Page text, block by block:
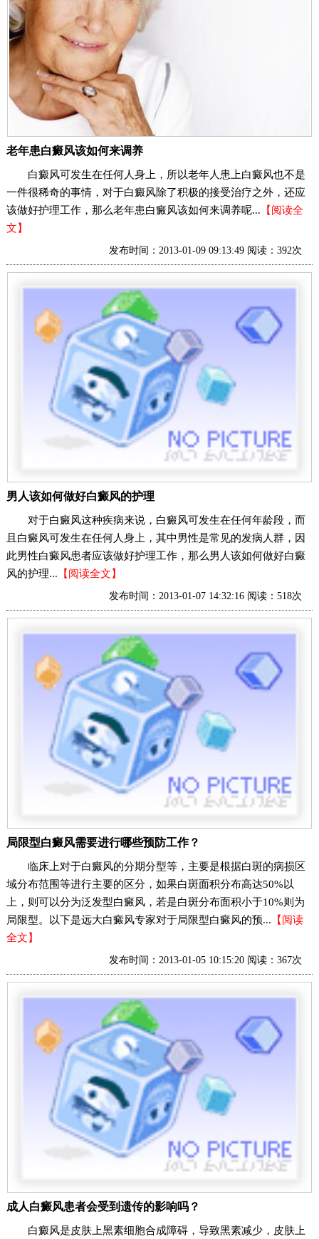
老年患白癜风该如何来调养
白癜风可发生在任何人身上，所以老年人患上白癜风也不是
一件很稀奇的事情，对于白癜风除了积极的接受治疗之外，还应
该做好护理工作，那么老年患白癜风该如何来调养呢... 【阅读全
文】
发布时间：2013-01-09 09:13:49 阅读：392次
男人该如何做好白癜风的护理
对于白癜风这种疾病来说，白癜风可发生在任何年龄段，而
且白癜风可发生在任何人身上，其中男性是常见的发病人群，因
此男性白癜风患者应该做好护理工作，那么男人该如何做好白癜
风的护理... 【阅读全文】
发布时间：2013-01-07 14:32:16 阅读：518次
局限型白癜风需要进行哪些预防工作？
临床上对于白癜风的分期分型等，主要是根据白斑的病损区
域分布范围等进行主要的区分，如果白斑面积分布高达50%以
上，则可以分为泛发型白癜风，若是白斑分布面积小于10%则为
局限型。以下是远大白癜风专家对于局限型白癜风的预... 【阅读
全文】
发布时间：2013-01-05 10:15:20 阅读：367次
成人白癜风患者会受到遗传的影响吗？
白癜风是皮肤上黑素细胞合成障碍，导致黑素减少，皮肤上